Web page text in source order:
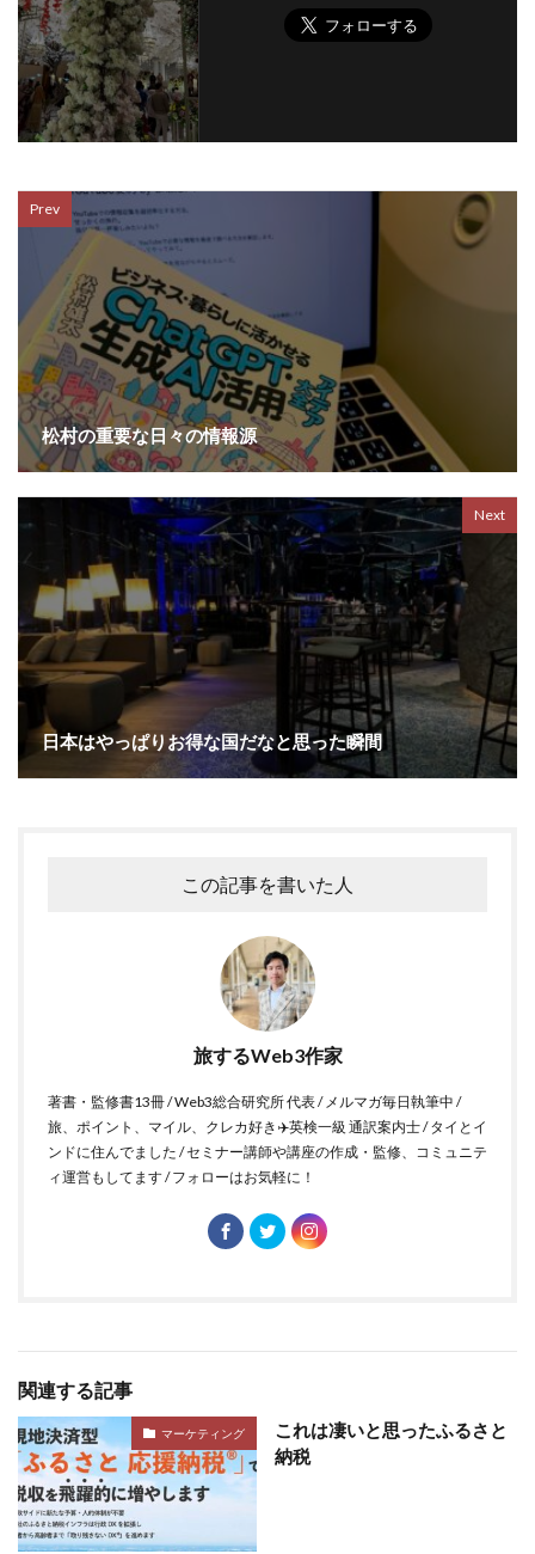
Prev
松村の重要な日々の情報源
Next
日本はやっぱりお得な国だなと思った瞬間
この記事を書いた人
旅するWeb3作家
著書・監修書13冊 / Web3総合研究所 代表 / メルマガ毎日執筆中 /
旅、ポイント、マイル、クレカ好き✈️英検一級 通訳案内士 / タイとイ
ンドに住んでました / セミナー講師や講座の作成・監修、コミュニテ
ィ運営もしてます / フォローはお気軽に！
関連する記事
マーケティング
これは凄いと思ったふるさと
納税